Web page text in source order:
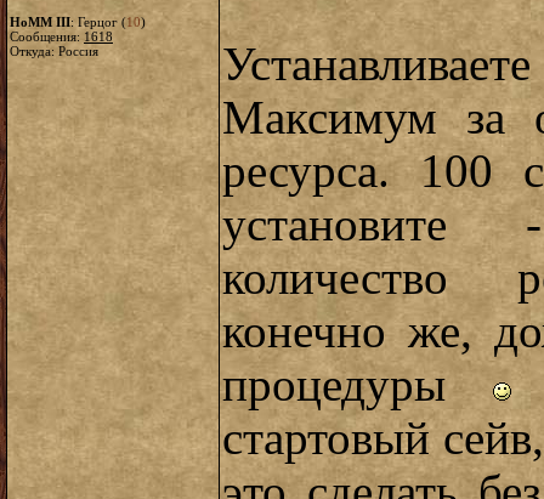
HoMM III: Герцог (10)
Сообщения: 1618
Откуда: Россия
Максимум за
ресурса. 100
количество
конечно же,
процедуры
стартовый